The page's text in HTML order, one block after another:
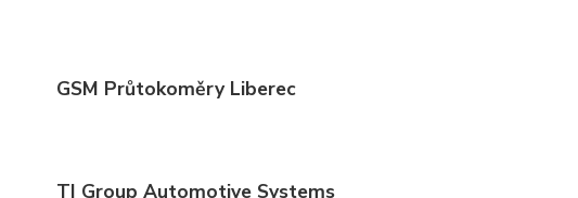
GSM Průtokoměry Liberec
TI Group Automotive Systems